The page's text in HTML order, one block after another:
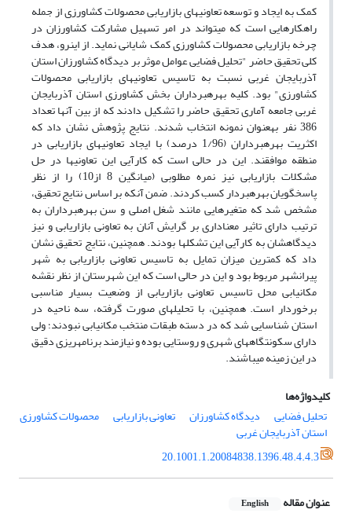
کمک به ایجاد و توسعه تعاونی­های بازاریابی محصولات کشاورزی از جمله
راهکارهایی است که می­تواند در امر تسهیل مشارکت کشاورزان در
چرخه بازاریابی محصولات کشاورزی کمک شایانی نماید. از این­رو، هدف
کلی تحقیق حاضر "تحلیل فضایی عوامل موثر بر دیدگاه کشاورزان استان
آذربایجان غربی نسبت به تاسیس تعاونی­های بازاریابی محصولات
کشاورزی" بود. کلیه بهره­برداران بخش کشاورزی استان آذربایجان
غربی جامعه آماری تحقیق حاضر را تشکیل دادند که از بین آنها تعداد
386 نفر به­عنوان نمونه انتخاب شدند. نتایج پژوهش نشان داد که
اکثریت بهره­برداران (1/96 درصد) با ایجاد تعاونی­های بازاریابی در
منطقه موافقند. این در حالی است که کارآیی این تعاونی­ها در حل
مشکلات بازاریابی نیز نمره مطلوبی (میانگین 8 از10) را از نظر
پاسخگویان بهره­بردار کسب کردند. ضمن آنکه بر اساس نتایج تحقیق،
مشخص شد که متغیرهایی مانند شغل اصلی و سن بهره­برداران به
ترتیب دارای تاثیر معناداری بر گرایش آنان به تعاونی بازاریابی و نیز
دیدگاه­شان به کارآیی این تشکل­ها بودند. همچنین، نتایج تحقیق نشان
داد که کمترین میزان تمایل به تاسیس تعاونی بازاریابی به شهر
پیرانشهر مربوط بود و این در حالی است که این شهرستان از نظر نقشه
مکانیابی محل تاسیس تعاونی بازاریابی از وضعیت بسیار مناسبی
برخوردار است. همچنین، با تحلیل­های صورت گرفته، سه ناحیه در
استان شناسایی شد که در دسته طبقات منتخب مکانیابی نبودند؛ ولی
دارای سکونتگاه­های شهری و روستایی بوده و نیازمند برنامه­ریزی دقیق
در این زمینه می­باشند.
کلیدواژه‌ها
تحلیل فضایی
دیدگاه کشاورزان تعاونی بازاریابی محصولات کشاورزی
استان آذربایجان غربی
20.1001.1.20084838.1396.48.4.4.3
عنوان مقاله English